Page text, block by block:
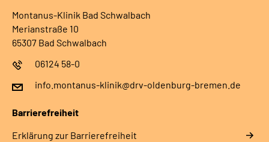
Montanus-Klinik Bad Schwalbach
Merianstraße 10
65307 Bad Schwalbach
06124 58-0
info.montanus-klinik@drv-oldenburg-bremen.de
Barrierefreiheit
Erklärung zur Barrierefreiheit